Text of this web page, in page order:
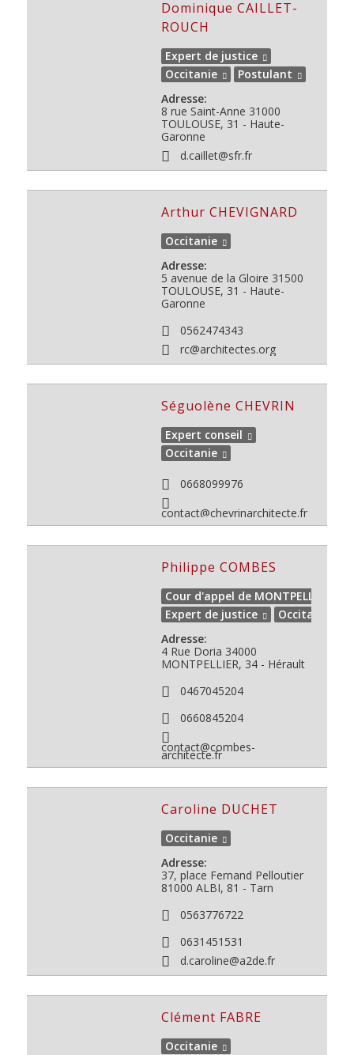
Dominique CAILLET-
ROUCH
Expert de justice
Occitanie
Postulant
Adresse:
8 rue Saint-Anne 31000
TOULOUSE, 31 - Haute-
Garonne
d.caillet@sfr.fr
Arthur CHEVIGNARD
Occitanie
Adresse:
5 avenue de la Gloire 31500
TOULOUSE, 31 - Haute-
Garonne
0562474343
rc@architectes.org
Séguolène CHEVRIN
Expert conseil
Occitanie
0668099976
contact@chevrinarchitecte.fr
Philippe COMBES
Cour d'appel de MONTPELLIER
Expert de justice
Occitanie
Adresse:
4 Rue Doria 34000
MONTPELLIER, 34 - Hérault
0467045204
0660845204
contact@combes-
architecte.fr
Caroline DUCHET
Occitanie
Adresse:
37, place Fernand Pelloutier
81000 ALBI, 81 - Tarn
0563776722
0631451531
d.caroline@a2de.fr
Clément FABRE
Occitanie